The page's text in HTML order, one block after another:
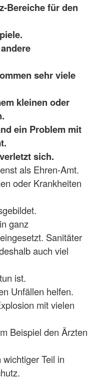
Bereiche für den
sehr viele
kleinen oder
ein Problem mit
sich.
als Ehren-Amt.
oder Krankheiten
ganz
Sanitäter
auch viel
ist.
Unfällen helfen.
mit vielen
Beispiel den Ärzten
Teil in